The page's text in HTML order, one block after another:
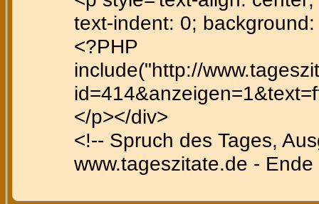
text-indent: 0;
<?PHP
include("http://
</p></div>
<!-- Spruch des Tages,
www.tageszitate.de - Ende